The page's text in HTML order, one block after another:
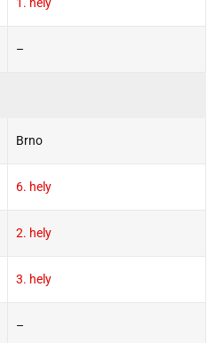
1. hely
–
Brno
6. hely
2. hely
3. hely
–